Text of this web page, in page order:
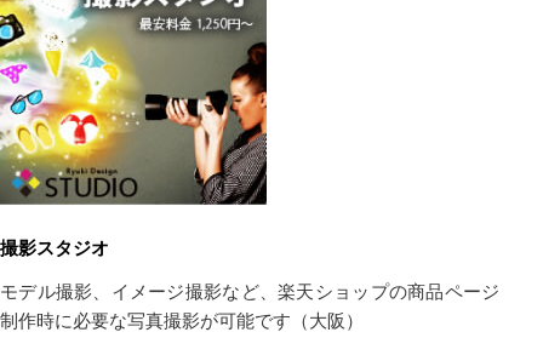
撮影スタジオ
モデル撮影、イメージ撮影など、楽天ショップの商品ページ
制作時に必要な写真撮影が可能です（大阪）